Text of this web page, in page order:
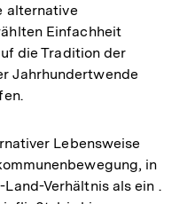
alternative
Einfachheit
die Tradition der
Jahrhundertwende
Lebensweise
in
Verhältnis als ein .